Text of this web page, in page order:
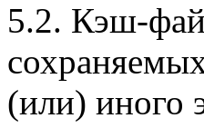
5.2. Кэш-
(или) иного